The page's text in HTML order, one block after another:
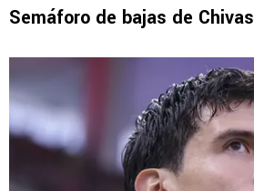
Semáforo de bajas de Chivas